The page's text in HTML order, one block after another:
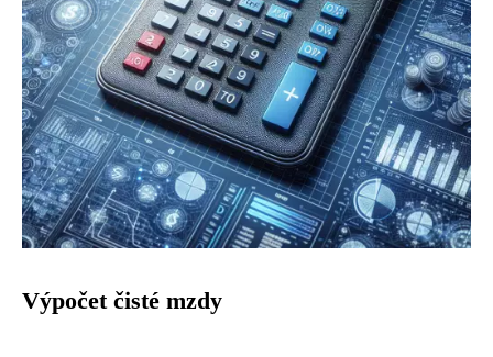
Výpočet čisté mzdy